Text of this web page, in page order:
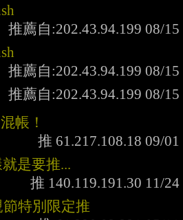
帳！
是要推...
節特別限定推